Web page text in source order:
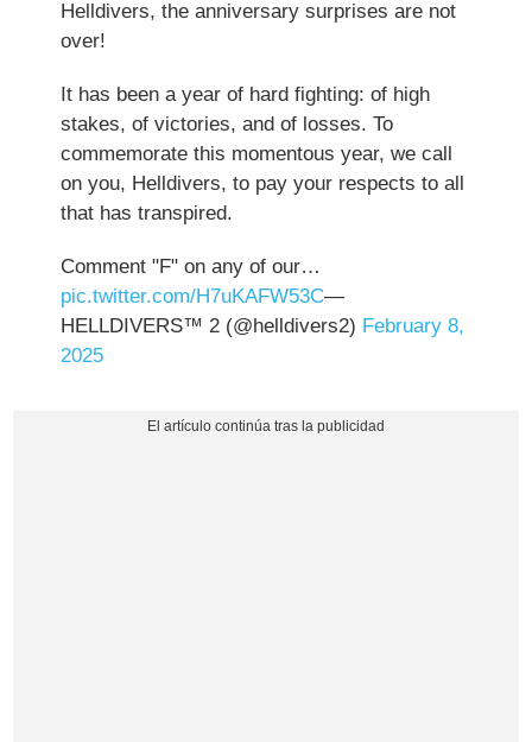
Helldivers, the anniversary surprises are not
over!
It has been a year of hard fighting: of high
stakes, of victories, and of losses. To
commemorate this momentous year, we call
on you, Helldivers, to pay your respects to all
that has transpired.
Comment "F" on any of our…
pic.twitter.com/H7uKAFW53C—
HELLDIVERS™ 2 (@helldivers2) February 8,
2025